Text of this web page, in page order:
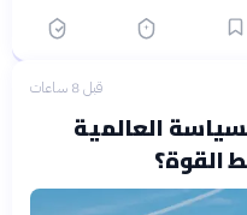
قبل 8 ساعات
العالمية
القوة؟